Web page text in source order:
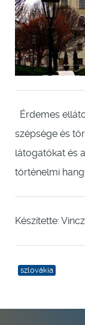
Érdemes
szépsége és
látogatókat és
történelmi
Készítette:
szlovákia